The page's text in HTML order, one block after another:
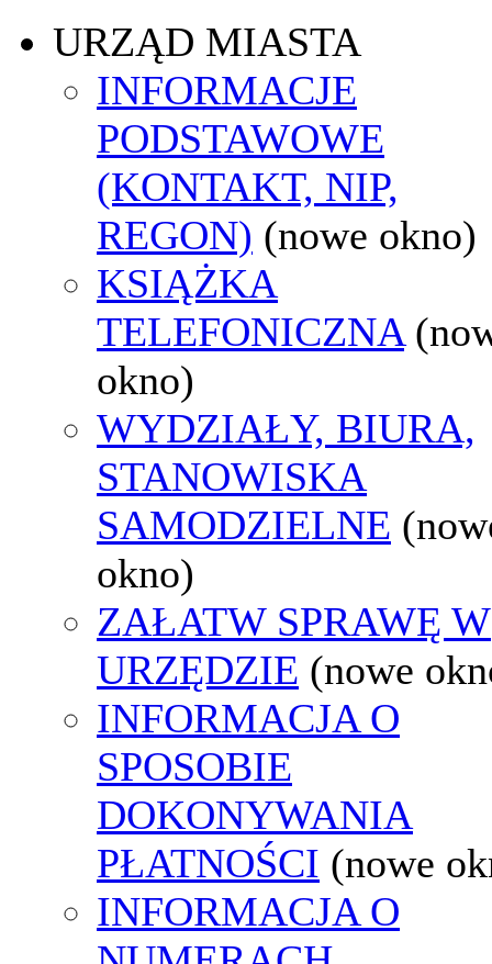
URZĄD MIASTA
INFORMACJE
PODSTAWOWE
(KONTAKT, NIP,
REGON) (nowe okno)
KSIĄŻKA
TELEFONICZNA
okno)
WYDZIAŁY, BIURA,
STANOWISKA
SAMODZIELNE
okno)
ZAŁATW SPRAWĘ W
URZĘDZIE (nowe
INFORMACJA O
SPOSOBIE
DOKONYWANIA
PŁATNOŚCI (nowe
INFORMACJA O